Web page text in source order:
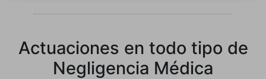
Actuaciones en todo tipo de
Negligencia Médica